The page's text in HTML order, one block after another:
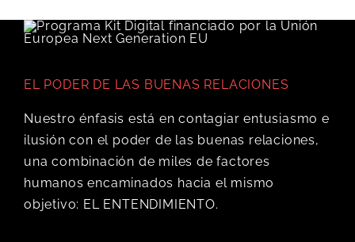
EL PODER DE LAS BUENAS RELACIONES
Nuestro énfasis está en contagiar entusiasmo e
ilusión con el poder de las buenas relaciones,
una combinación de miles de factores
humanos encaminados hacia el mismo
objetivo: EL ENTENDIMIENTO.